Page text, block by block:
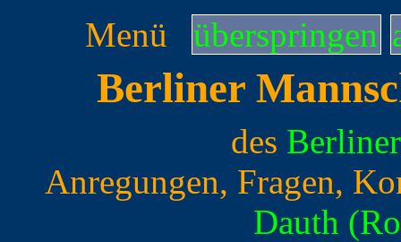
Menü überspringen
Berliner
des
Anregungen, Fragen,
Dauth